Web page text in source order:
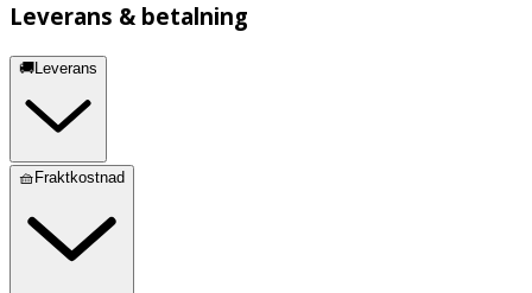
Leverans & betalning
🚚Leverans
🧺Fraktkostnad